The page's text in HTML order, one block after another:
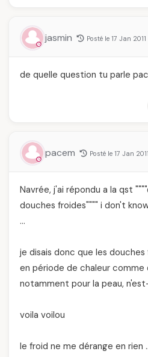
jasmin Posté le 17 Jan
de quelle question tu parle
pacem Posté le 17 Jan
Navrée, j'ai répondu a la qst
douches froides"""" i don't
…
je disais donc que les
en période de chaleur
notamment pour la peau,
voila voilou
le froid ne me dérange en rien